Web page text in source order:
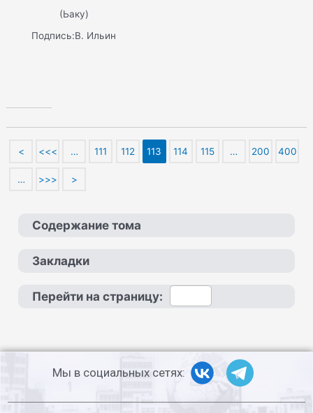
(Ьаку)
Подпись:В. Ильин
< <<< … 111 112 113 114 115 … 200 400
… >>> >
Содержание тома
Закладки
Перейти на страницу:
Мы в социальных сетях: